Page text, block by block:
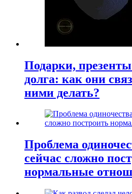
Подарки,
долга: как они
ними делать?
Проблема
сейчас сложно
нормальные